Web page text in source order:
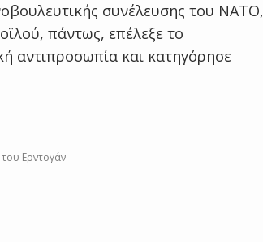
συνέλευσης του ΝΑΤΟ,
πάντως, επέλεξε το
αντιπροσωπία και κατηγόρησε
Ερντογάν